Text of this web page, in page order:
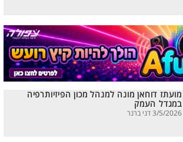
מועתז דוחאן מונה למנהל מכון הפיזיותרפיה
במגדל העמק
3/5/2026 דני ברנר